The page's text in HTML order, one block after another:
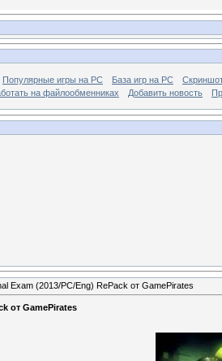
Популярные игры на PC База игр на РС
на файлообменниках
Добавить новость
Exam (2013/PC/Eng) RePack от GamePirates
от GamePirates